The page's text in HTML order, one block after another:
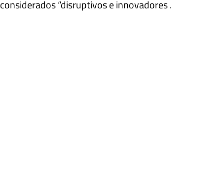
considerados “disruptivos e innovadores .